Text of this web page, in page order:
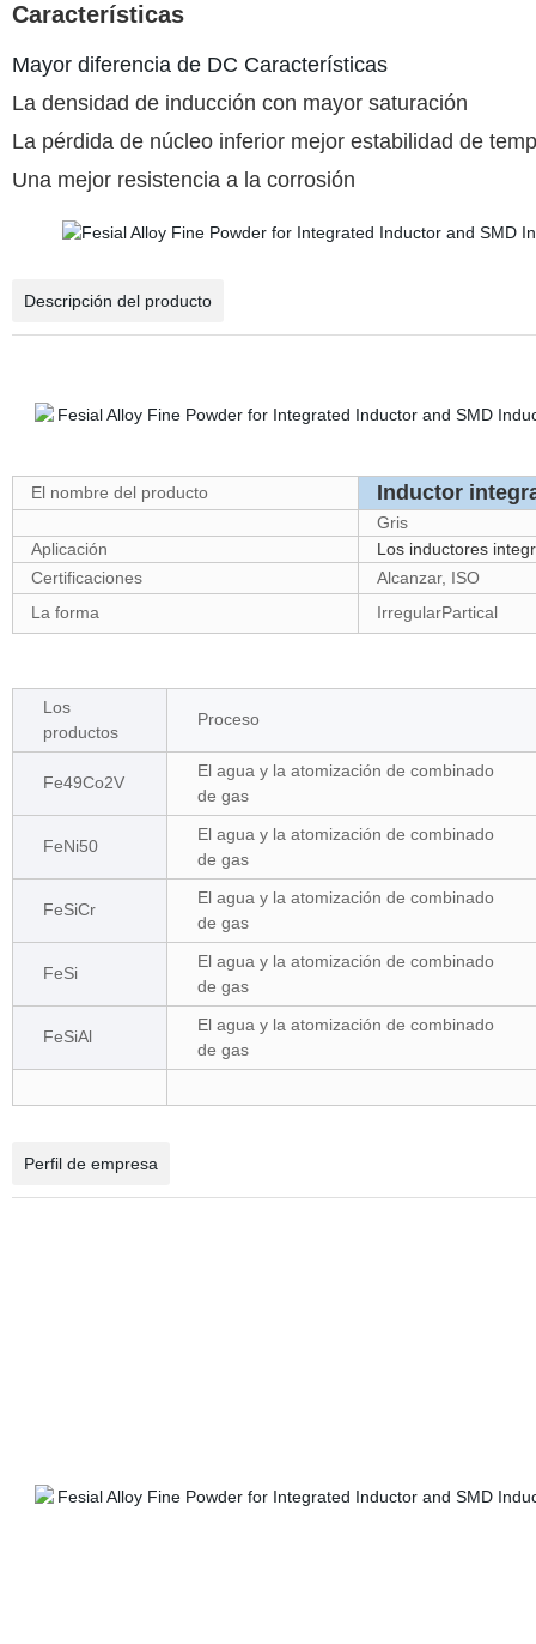
Características
Mayor diferencia de DC Características
La densidad de inducción con mayor saturación
La pérdida de núcleo inferior mejor estabilidad de
Una mejor resistencia a la corrosión
Descripción del producto
El nombre del producto Inductor
Gris
Aplicación
Los inductores
Certificaciones
Alcanzar, ISO
La forma
IrregularPartical
Los
productos
Proceso
Fe49Co2V
El agua y la atomización de combinado
de gas
FeNi50
El agua y la atomización de combinado
de gas
FeSiCr
El agua y la atomización de combinado
de gas
FeSi
El agua y la atomización de combinado
de gas
FeSiAl
El agua y la atomización de combinado
de gas
Perfil de empresa